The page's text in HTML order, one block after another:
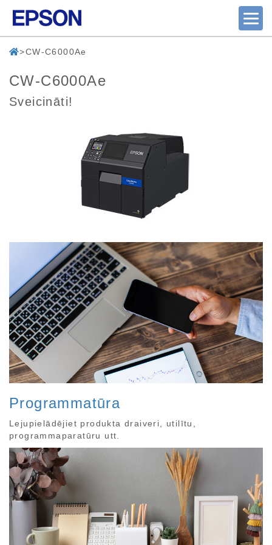
CW-C6000Ae
CW-C6000Ae
Sveicināti!
Programmatūra
Lejupielādējiet produkta draiveri, utilītu,
programmaparatūru utt.